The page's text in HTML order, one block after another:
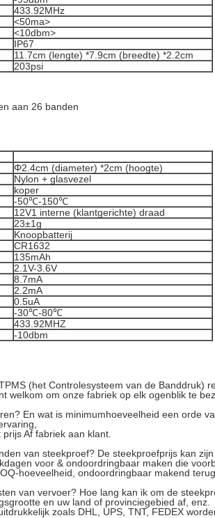
433.92MHz
<50ma>
<10dbm>
IP67
11.7cm (lengte) *7.9cm (breedte) *2.2cm
203psi
aan 26 banden
Φ2.4cm (diameter) *2cm (hoogte)
Nylon + glasvezel
koper
-50℃-150℃
12V1 interne (klantgerichte) draad
23±1g
Knoopbatterij
CR1632
135mAh
2.1V-3.6V
8.7mA
2.2mA
0.5uA
-30℃-80℃
433.92MHZ
-10dbm
(het Controlesysteem van de Banddruk)
welkom om onze fabriek op elk ogenblik te
En wat is minimumhoeveelheid een orde
Af fabriek aan klant.
van steekproef? De steekproefprijs kan
voor & ondoordringbaar maken die
hoeveelheid, ondoordringbaar makend
van vervoer? Hoe lang kan ik om de
en uw land of provinciegebied af, enz.
zoals DHL, UPS, TNT, FEDEX